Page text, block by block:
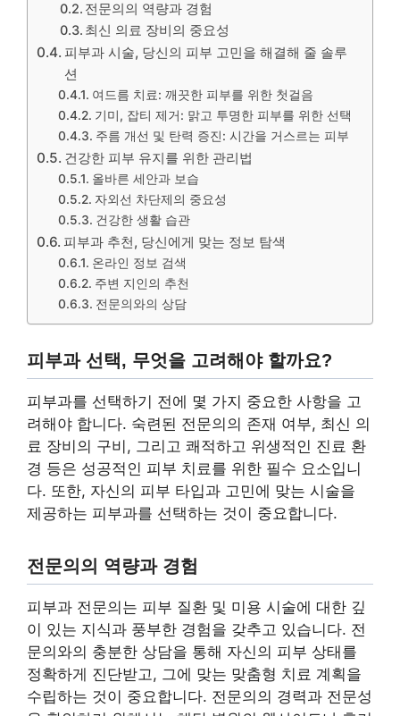
전문의의 역량과 경험
최신 의료 장비의 중요성
피부과 시술, 당신의 피부 고민을 해결해 줄 솔루
션
여드름 치료: 깨끗한 피부를 위한 첫걸음
기미, 잡티 제거: 맑고 투명한 피부를 위한 선택
주름 개선 및 탄력 증진: 시간을 거스르는 피부
건강한 피부 유지를 위한 관리법
올바른 세안과 보습
자외선 차단제의 중요성
건강한 생활 습관
피부과 추천, 당신에게 맞는 정보 탐색
온라인 정보 검색
주변 지인의 추천
전문의와의 상담
피부과 선택, 무엇을 고려해야 할까요?
피부과를 선택하기 전에 몇 가지 중요한 사항을 고
려해야 합니다. 숙련된 전문의의 존재 여부, 최신 의
료 장비의 구비, 그리고 쾌적하고 위생적인 진료 환
경 등은 성공적인 피부 치료를 위한 필수 요소입니
다. 또한, 자신의 피부 타입과 고민에 맞는 시술을
제공하는 피부과를 선택하는 것이 중요합니다.
전문의의 역량과 경험
피부과 전문의는 피부 질환 및 미용 시술에 대한 깊
이 있는 지식과 풍부한 경험을 갖추고 있습니다. 전
문의와의 충분한 상담을 통해 자신의 피부 상태를
정확하게 진단받고, 그에 맞는 맞춤형 치료 계획을
수립하는 것이 중요합니다. 전문의의 경력과 전문성